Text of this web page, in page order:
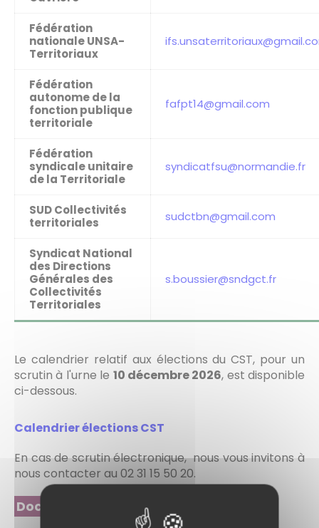
Fédération
nationale UNSA-
Territoriaux
Fédération
autonome de la
fonction publique
territoriale
fafpt14@gmail.com
Fédération
syndicale unitaire
de la Territoriale
syndicatfsu@normandie.fr
SUD Collectivités
territoriales
sudctbn@gmail.com
Syndicat National
des Directions
Générales des
Collectivités
Territoriales
s.boussier@sndgct.fr
Le calendrier relatif aux élections du CST, pour un
scrutin à l'urne le 10 décembre 2026, est disponible
ci-dessous.
Calendrier élections CST
En cas de scrutin électronique, nous vous invitons à
nous contacter au 02 31 15 50 20.
Documents à télécharger :